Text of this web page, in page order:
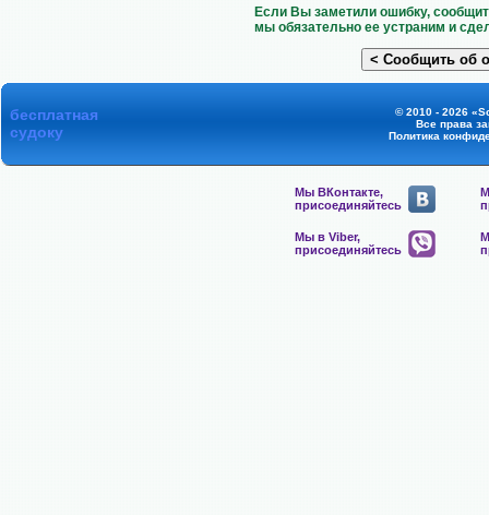
Если Вы заметили ошибку,
мы обязательно ее устраним и
бесплатная
судоку
© 2010 - 2026
Все права
Политика
Мы ВКонтакте,
присоединяйтесь
Мы в Viber,
присоединяйтесь